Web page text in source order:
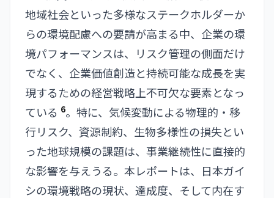
地域社会といった多様なステークホルダーか
らの環境配慮への要請が高まる中、企業の環
境パフォーマンスは、リスク管理の側面だけ
でなく、企業価値創造と持続可能な成長を実
現するための経営戦略上不可欠な要素となっ
ている 6。特に、気候変動による物理的・移
行リスク、資源制約、生物多様性の損失とい
った地球規模の課題は、事業継続性に直接的
な影響を与えうる。本レポートは、日本ガイ
シの環境戦略の現状、達成度、そして内在す